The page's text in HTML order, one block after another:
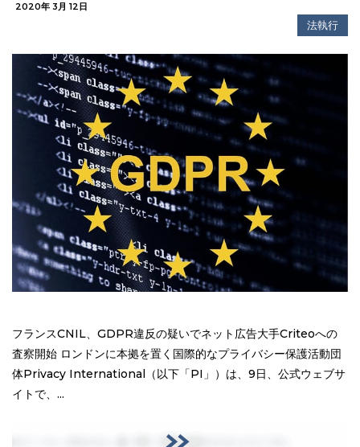
2020年 3月 12日
法執行
フランスCNIL、GDPR違反の疑いでネット広告大手Criteoへの
査察開始 ロンドンに本拠を置く国際的なプライバシー保護活動団
体Privacy International（以下「PI」）は、9日、公式ウェブサ
イトで、...